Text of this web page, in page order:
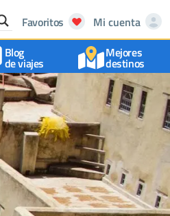
Favoritos
Mi cuenta
Blog
de viajes
Mejores
destinos